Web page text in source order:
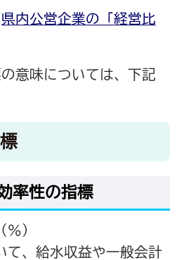
県内公営企業の「経営比
意味については、下記
率性の指標
）
て、給水収益や一般会計